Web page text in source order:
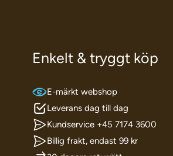
Enkelt & tryggt köp
E-märkt webshop
Leverans dag till dag
Kundservice +45 7174 3600
Billig frakt, endast 99 kr